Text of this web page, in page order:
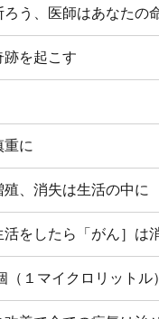
う、医師はあなたの
を起こす
重に
、消失は生活の中に
をしたら「がん］は
（１マイクロリットル